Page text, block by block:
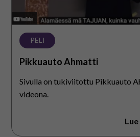
PELI
Pikkuauto Ahmatti
Sivulla on tukiviitottu Pikkuauto
videona.